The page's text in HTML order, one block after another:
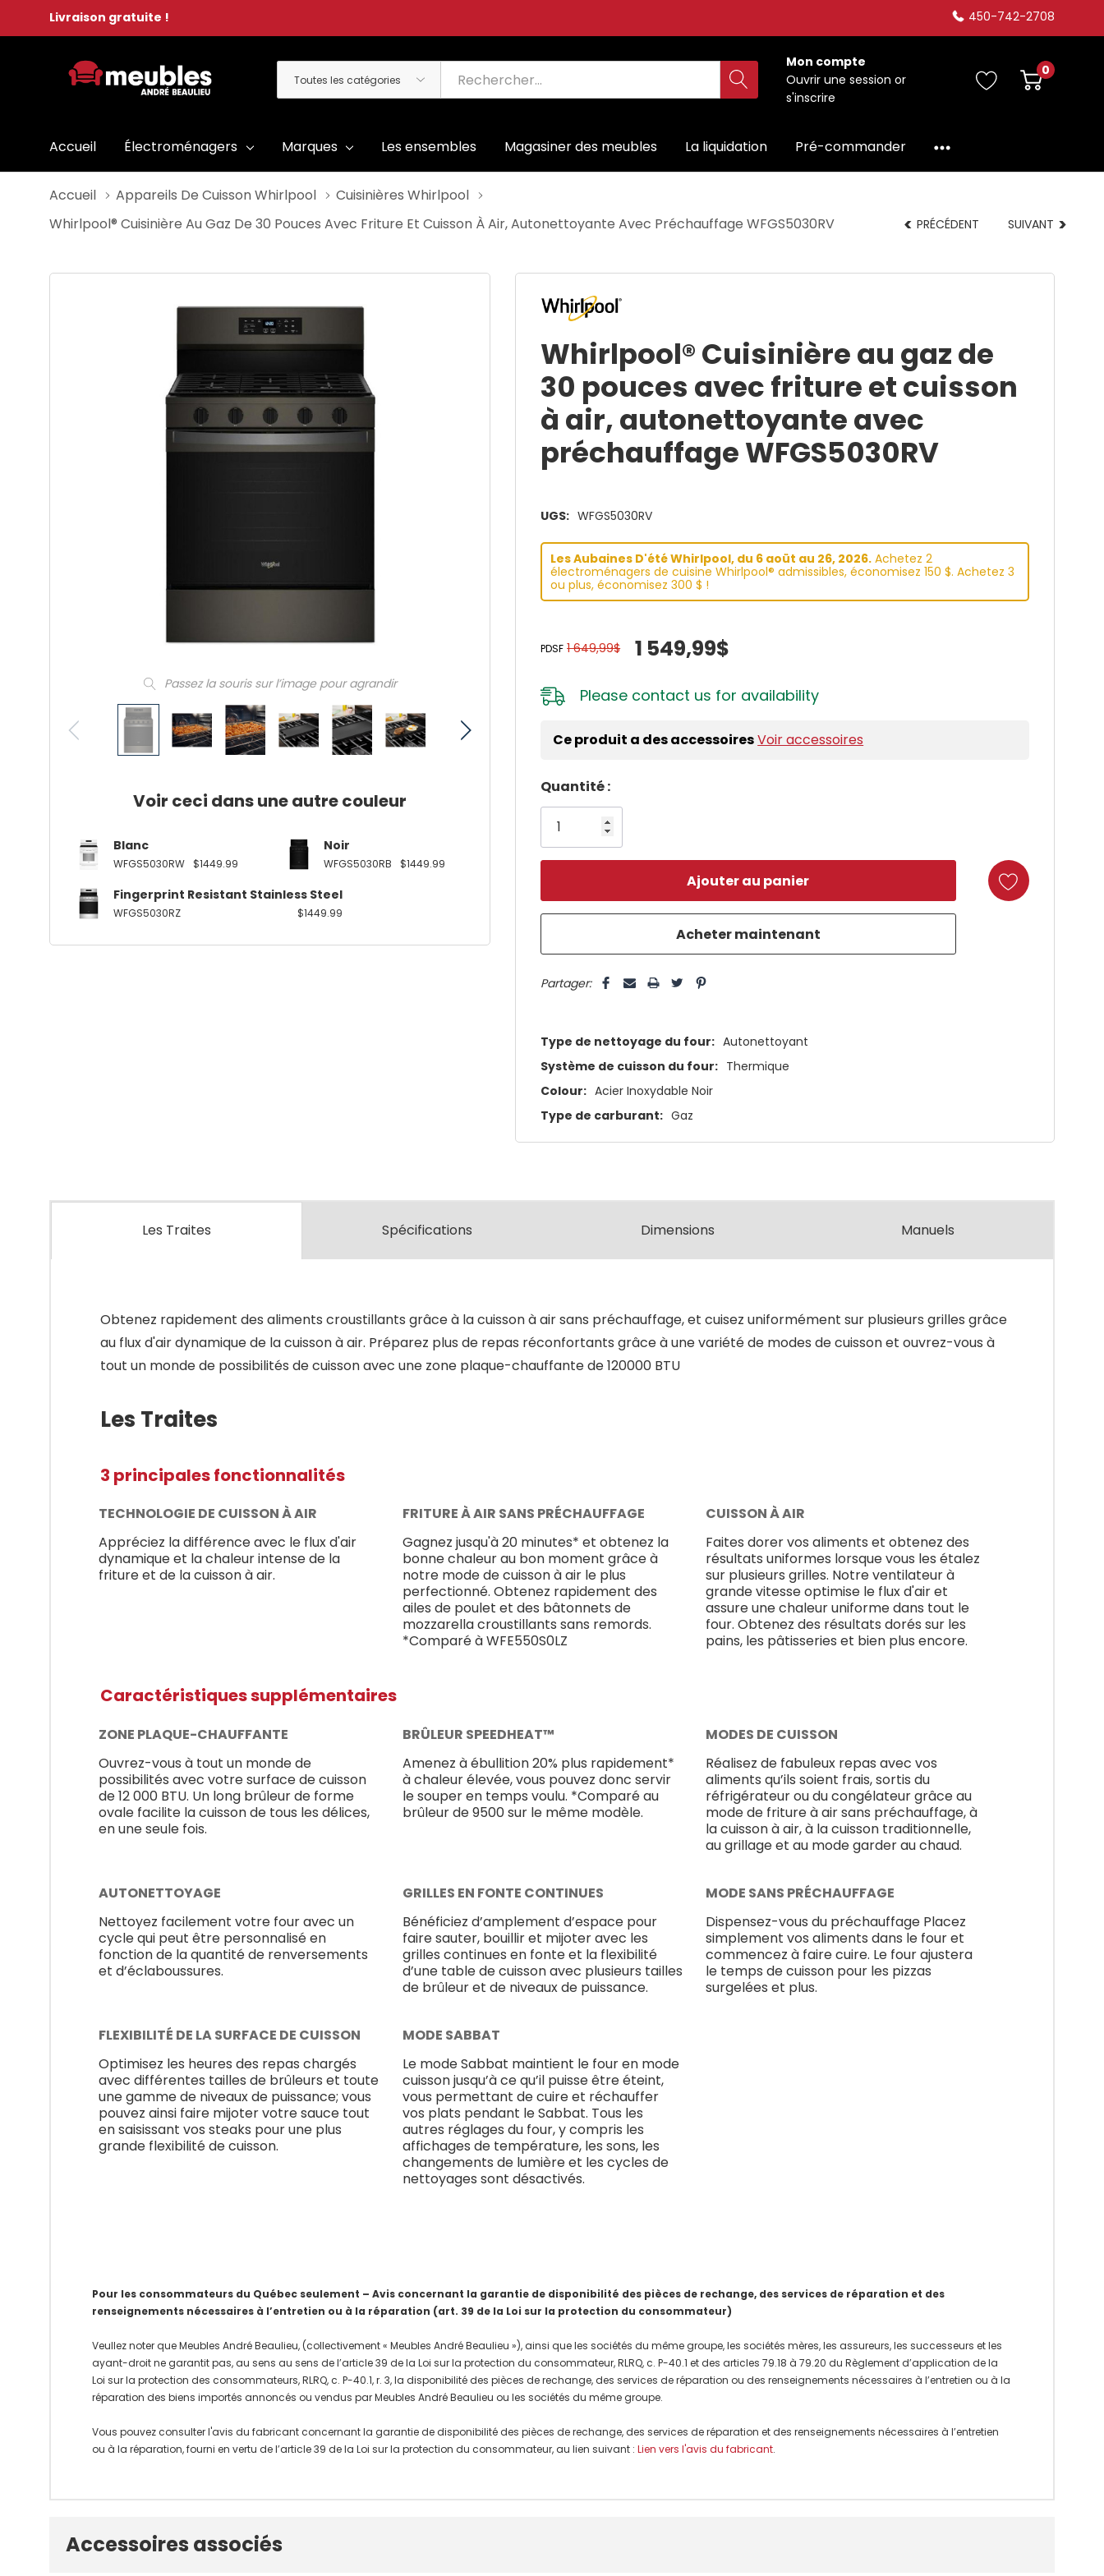
Livraison gratuite ! 450-742-2708
Toutes
les
Rechercher
Mon compte
Ouvrir une session or
s'inscrire
0
Accueil Électroménagers Marques Les ensembles Magasiner des meubles La liquidation Pré-commander
Accueil Appareils De Cuisson Whirlpool
Cuisinières Whirlpool
Whirlpool® Cuisinière Au Gaz De 30 Pouces Avec Friture Et Cuisson À Air, Autonettoyante Avec Préchauffage WFGS5030RV
Passez la souris sur l’image pour agrandir
Voir ceci dans une autre couleur
Blanc
WFGS5030RW $1449.99
Noir
WFGS5030RB $1449.99
Fingerprint Resistant Stainless Steel
WFGS5030RZ $1449.99
PRÉCÉDENT SUIVANT
Whirlpool® Cuisinière au gaz de
30 pouces avec friture et cuisson
à air, autonettoyante avec
préchauffage WFGS5030RV
UGS: WFGS5030RV
Les Aubaines D'été Whirlpool, du 6 aoüt au 26, 2026. Achetez 2
électroménagers de cuisine Whirlpool® admissibles, économisez 150 $. Achetez 3
ou plus, économisez 300 $ !
PDSF 1 649,99$ 1 549,99$
Please contact us for availability
Ce produit a des accessoiresVoir accessoires
Dépêchez-
vous!
plus
Quantité :
Partager:
Type de nettoyage du four: Autonettoyant
Système de cuisson du four: Thermique
Colour: Acier Inoxydable Noir
Type de carburant: Gaz
Les Traites Spécifications Dimensions Manuels
Obtenez rapidement des aliments croustillants grâce à la cuisson à air sans préchauffage, et cuisez uniformément sur plusieurs grilles grâce
au flux d'air dynamique de la cuisson à air. Préparez plus de repas réconfortants grâce à une variété de modes de cuisson et ouvrez-vous à
tout un monde de possibilités de cuisson avec une zone plaque-chauffante de 120000 BTU
Les Traites
3 principales fonctionnalités
TECHNOLOGIE DE CUISSON À AIR
Appréciez la différence avec le flux d'air
dynamique et la chaleur intense de la
friture et de la cuisson à air.
FRITURE À AIR SANS PRÉCHAUFFAGE
Gagnez jusqu'à 20 minutes* et obtenez la
bonne chaleur au bon moment grâce à
notre mode de cuisson à air le plus
perfectionné. Obtenez rapidement des
ailes de poulet et des bâtonnets de
mozzarella croustillants sans remords.
*Comparé à WFE550S0LZ
CUISSON À AIR
Faites dorer vos aliments et obtenez des
résultats uniformes lorsque vous les étalez
sur plusieurs grilles. Notre ventilateur à
grande vitesse optimise le flux d'air et
assure une chaleur uniforme dans tout le
four. Obtenez des résultats dorés sur les
pains, les pâtisseries et bien plus encore.
Caractéristiques supplémentaires
ZONE PLAQUE-CHAUFFANTE
Ouvrez-vous à tout un monde de
possibilités avec votre surface de cuisson
de 12 000 BTU. Un long brûleur de forme
ovale facilite la cuisson de tous les délices,
en une seule fois.
BRÛLEUR SPEEDHEAT™
Amenez à ébullition 20% plus rapidement*
à chaleur élevée, vous pouvez donc servir
le souper en temps voulu. *Comparé au
brûleur de 9500 sur le même modèle.
MODES DE CUISSON
Réalisez de fabuleux repas avec vos
aliments qu’ils soient frais, sortis du
réfrigérateur ou du congélateur grâce au
mode de friture à air sans préchauffage, à
la cuisson à air, à la cuisson traditionnelle,
au grillage et au mode garder au chaud.
AUTONETTOYAGE
Nettoyez facilement votre four avec un
cycle qui peut être personnalisé en
fonction de la quantité de renversements
et d’éclaboussures.
GRILLES EN FONTE CONTINUES
Bénéficiez d’amplement d’espace pour
faire sauter, bouillir et mijoter avec les
grilles continues en fonte et la flexibilité
d’une table de cuisson avec plusieurs tailles
de brûleur et de niveaux de puissance.
MODE SANS PRÉCHAUFFAGE
Dispensez-vous du préchauffage Placez
simplement vos aliments dans le four et
commencez à faire cuire. Le four ajustera
le temps de cuisson pour les pizzas
surgelées et plus.
FLEXIBILITÉ DE LA SURFACE DE CUISSON
Optimisez les heures des repas chargés
avec différentes tailles de brûleurs et toute
une gamme de niveaux de puissance; vous
pouvez ainsi faire mijoter votre sauce tout
en saisissant vos steaks pour une plus
grande flexibilité de cuisson.
MODE SABBAT
Le mode Sabbat maintient le four en mode
cuisson jusqu’à ce qu’il puisse être éteint,
vous permettant de cuire et réchauffer
vos plats pendant le Sabbat. Tous les
autres réglages du four, y compris les
affichages de température, les sons, les
changements de lumière et les cycles de
nettoyages sont désactivés.
Pour les consommateurs du Québec seulement – Avis concernant la garantie de disponibilité des pièces de rechange, des services de réparation et des
renseignements nécessaires à l’entretien ou à la réparation (art. 39 de la Loi sur la protection du consommateur)
Veullez noter que Meubles André Beaulieu, (collectivement « Meubles André Beaulieu »), ainsi que les sociétés du même groupe, les sociétés mères, les assureurs, les successeurs et les
ayant-droit ne garantit pas, au sens au sens de l’article 39 de la Loi sur la protection du consommateur, RLRQ, c. P-40.1 et des articles 79.18 à 79.20 du Règlement d’application de la
Loi sur la protection des consommateurs, RLRQ, c. P-40.1, r. 3, la disponibilité des pièces de rechange, des services de réparation ou des renseignements nécessaires à l’entretien ou à la
réparation des biens importés annoncés ou vendus par Meubles André Beaulieu ou les sociétés du même groupe.
Vous pouvez consulter l'avis du fabricant concernant la garantie de disponibilité des pièces de rechange, des services de réparation et des renseignements nécessaires à l’entretien
ou à la réparation, fourni en vertu de l’article 39 de la Loi sur la protection du consommateur, au lien suivant : Lien vers l'avis du fabricant.
personnalisé
Accessoires associés